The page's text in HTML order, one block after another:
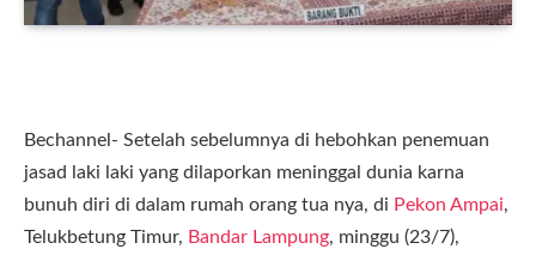
Bechannel- Setelah sebelumnya di hebohkan penemuan
jasad laki laki yang dilaporkan meninggal dunia karna
bunuh diri di dalam rumah orang tua nya, di Pekon Ampai,
Telukbetung Timur, Bandar Lampung, minggu (23/7),